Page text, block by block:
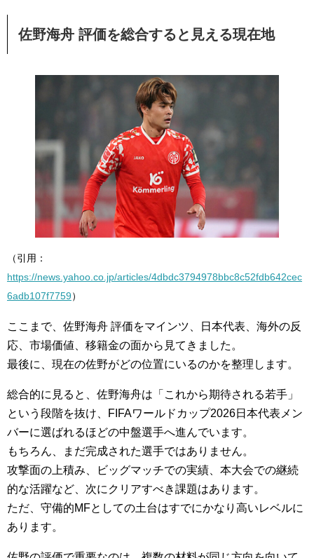
佐野海舟 評価を総合すると見える現在地
（引用：
https://news.yahoo.co.jp/articles/4dbdc3794978bbc8c52fdb642cec
6adb107f7759）
ここまで、佐野海舟 評価をマインツ、日本代表、海外の反
応、市場価値、移籍金の面から見てきました。
最後に、現在の佐野がどの位置にいるのかを整理します。
総合的に見ると、佐野海舟は「これから期待される若手」
という段階を抜け、FIFAワールドカップ2026日本代表メン
バーに選ばれるほどの中盤選手へ進んでいます。
もちろん、まだ完成された選手ではありません。
攻撃面の上積み、ビッグマッチでの実績、本大会での継続
的な活躍など、次にクリアすべき課題はあります。
ただ、守備的MFとしての土台はすでにかなり高いレベルに
あります。